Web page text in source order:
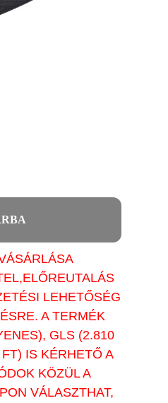
LEHETŐSÉG
A TERMÉK
GLS (2.810
IS KÉRHETŐ A
KÖZÜL A
VÁLASZTHAT,